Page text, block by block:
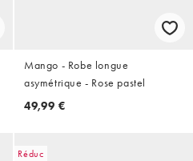
Mango - Robe longue
asymétrique - Rose pastel
49,99 €
Réduc